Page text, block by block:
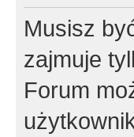
Musisz
zajmuje
Forum